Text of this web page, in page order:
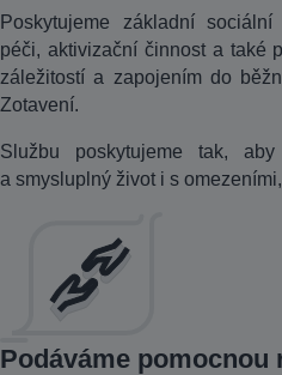
Poskytujeme základní sociální
péči, aktivizační činnost a také
záležitostí a zapojením do
Zotavení.
Službu poskytujeme tak,
a smysluplný život i s
Podáváme pomocnou